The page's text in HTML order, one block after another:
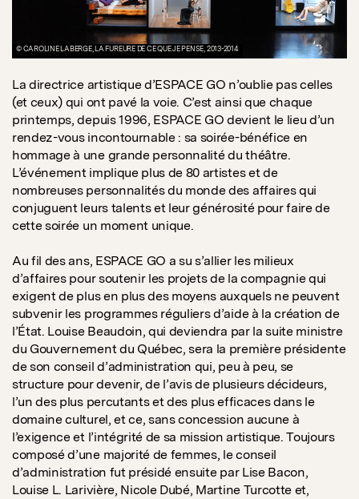
© CAROLINE LABERGE, LA FUREURE DE CE QUE JE PENSE, 2013-2014
La directrice artistique d’ESPACE GO n’oublie pas celles
(et ceux) qui ont pavé la voie. C’est ainsi que chaque
printemps, depuis 1996, ESPACE GO devient le lieu d’un
rendez-vous incontournable : sa soirée-bénéfice en
hommage à une grande personnalité du théâtre.
L’événement implique plus de 80 artistes et de
nombreuses personnalités du monde des affaires qui
conjuguent leurs talents et leur générosité pour faire de
cette soirée un moment unique.
Au fil des ans, ESPACE GO a su s’allier les milieux
d’affaires pour soutenir les projets de la compagnie qui
exigent de plus en plus des moyens auxquels ne peuvent
subvenir les programmes réguliers d’aide à la création de
l’État. Louise Beaudoin, qui deviendra par la suite ministre
du Gouvernement du Québec, sera la première présidente
de son conseil d’administration qui, peu à peu, se
structure pour devenir, de l’avis de plusieurs décideurs,
l’un des plus percutants et des plus efficaces dans le
domaine culturel, et ce, sans concession aucune à
l’exigence et l’intégrité de sa mission artistique. Toujours
composé d’une majorité de femmes, le conseil
d’administration fut présidé ensuite par Lise Bacon,
Louise L. Larivière, Nicole Dubé, Martine Turcotte et,